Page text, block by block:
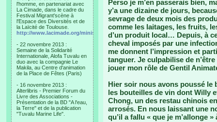
l'homme, en partenariat avec
La Cimade, dans le cadre du
Festival Migrant'scène à
l'Espace des Diversités et de
la Laïcité de Toulouse.
http://www.lacimade.org/minisites/migrantscene
- 22 novembre 2013 :
Semaine de la Solidarité
Internationale, Alofa Tuvalu en
duo avec la compagnie Le
Makila, au Centre d'animation
de la Place de Fêtes (Paris)
- 16 novembre 2013 :
Alterlibris - Premier Forum du
Livre des Associations -
Présentation de la BD "A l'eau,
la Terre" et de la publication
"Tuvalu Marine Life".
Perso je m’en passerais bien,
y’a une dizaine de jours,
sevrage de deux mois des
comme les laitages, les fruits,
d’un produit local… Depuis, à
cheval imposés par une
me donnent l’impression et
tanguer. Je culpabilise de
jouer mon rôle de Gentil
Hier soir nous avons poussé le
les bouteilles de vin dont Willy
Chong, un des restau chinois
arrosés. En nous laissant une
qu’il a fallu « que je m’allonge